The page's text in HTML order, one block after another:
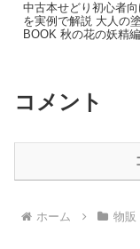
中古本せどり初心者
を実例で解説 大人の
BOOK 秋の花の妖精編
コメント
ホーム 物販